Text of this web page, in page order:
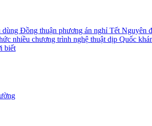
dùng Đồng thuận phương án nghỉ Tết Nguyên
nhiều chương trình nghệ thuật dịp Quốc
biết